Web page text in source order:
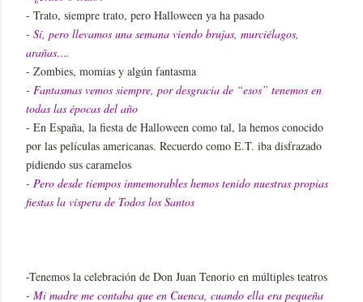
- Trato, siempre trato, pero Halloween ya ha pasado
- Sí, pero llevamos una semana viendo brujas, murciélagos,
arañas….
- Zombies, momias y algún fantasma
- Fantasmas vemos siempre, por desgracia de “esos” tenemos en
todas las épocas del año
- En España, la fiesta de Halloween como tal, la hemos conocido
por las películas americanas. Recuerdo como E.T. iba disfrazado
pidiendo sus caramelos
- Pero desde tiempos inmemorables hemos tenido nuestras propias
fiestas la víspera de Todos los Santos
-Tenemos la celebración de Don Juan Tenorio en múltiples teatros
- Mi madre me contaba que en Cuenca, cuando ella era pequeña